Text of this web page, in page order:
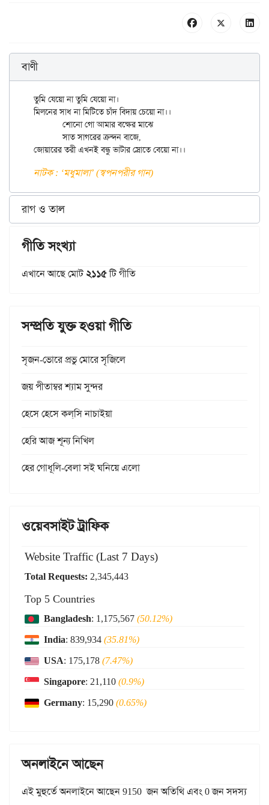
বাণী
তুমি যেয়ো না তুমি যেয়ো না।
মিলনের সাধ না মিটিতে চাঁদ বিদায় চেয়ো না।।
	সাত সাগরের ক্রন্দন বাজে,
নাটক : ‘মধুমালা’ (স্বপনপরীর গান)
রাগ ও তাল
গীতি সংখ্যা
এখানে আছে মোট২১১৫টি গীতি
সম্প্রতি যুক্ত হওয়া গীতি
সৃজন-ভোরে প্রভু মোরে সৃজিলে
জয় পীতাম্বর শ্যাম সুন্দর
হেসে হেসে কল্‌সি নাচাইয়া
হেরি আজ শূন্য নিখিল
হের গোধূলি-বেলা সই ঘনিয়ে এলো
ওয়েবসাইট ট্রাফিক
Website Traffic (Last 7 Days)
Total Requests: 2,345,443
Top 5 Countries
Bangladesh: 1,175,567(50.12%)
India: 839,934(35.81%)
USA: 175,178(7.47%)
Singapore: 21,110(0.9%)
Germany: 15,290(0.65%)
অনলাইনে আছেন
এই মুহুর্তে অনলাইনে আছেন 9150 জন অতিথি এবং 0 জন সদস্য